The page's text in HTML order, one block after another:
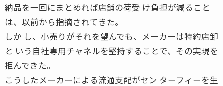
納品を一回にまとめれば店舗の荷受 け負担が減ること
は、以前から指摘されてきた。
しか し、小売りがそれを望んでも、メーカーは特約店卸
と いう自社専用チャネルを堅持することで、その実現を
拒んできた。
こうしたメーカーによる流通支配がセン ターフィーを生